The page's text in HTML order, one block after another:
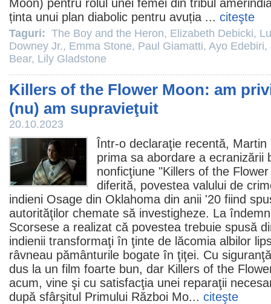
Moon) pentru rolul unei femei din tribul
ținta unui plan diabolic pentru avuția ... citeşte
Taguri: The Boy and the Heron, Elizabeth Debicki,
Downey Jr., Emma Stone, Paul Giamatti, Ayo Edebiri,
Bear, Lily Gladstone
Killers of the Flower Moon: am
(nu) am supravieţuit
20.10.2023
Într-o declaraţie recentă, Martin
prima sa abordare a ecranizării
nonficţiune "Killers of the
diferită, povestea valului de
indieni Osage din Oklahoma din anii '20 fiind
autorităţilor chemate să investigheze. La
Scorsese a realizat că povestea trebuie spusă
indienii transformaţi în ţinte de lăcomia albilor
râvneau pământurile bogate în ţiţei. Cu
dus la un film foarte bun, dar Killers of the
acum, vine şi cu satisfacţia unei reparaţii
după sfârşitul Primului Război Mo... citeşte